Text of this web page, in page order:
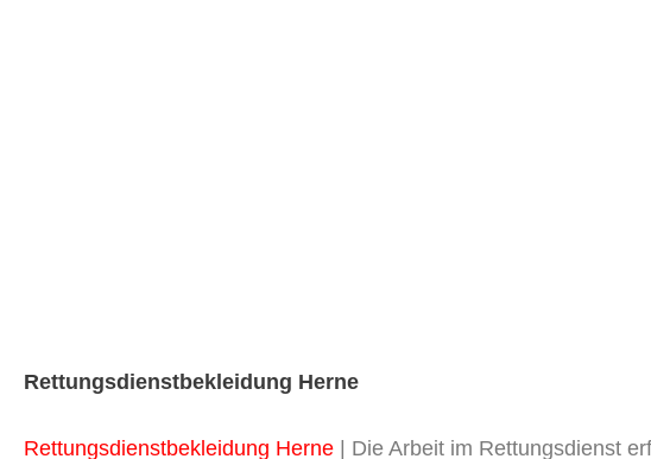
Rettungsdienstbekleidung Herne
Rettungsdienstbekleidung Herne | Die Arbeit im Rettungsdienst